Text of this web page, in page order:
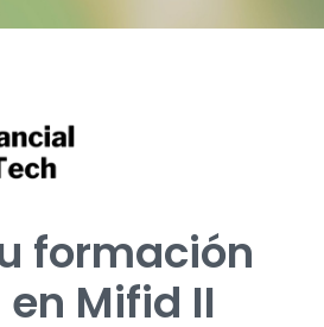
formación
Mifid II